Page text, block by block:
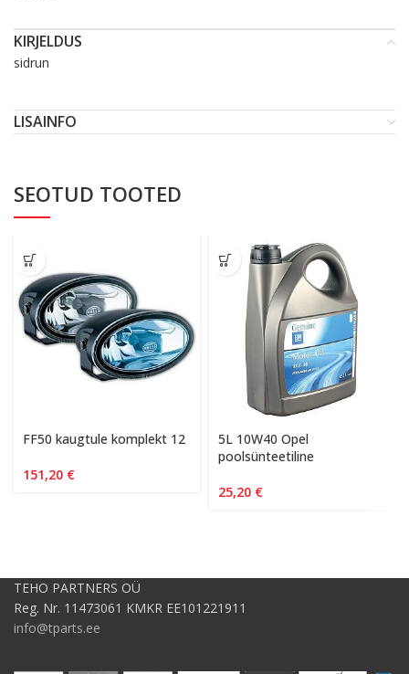
KIRJELDUS
sidrun
LISAINFO
SEOTUD TOOTED
FF50 kaugtule komplekt 12
151,20 €
5L 10W40 Opel
poolsünteetiline
25,20 €
TEHO PARTNERS OÜ
Reg. Nr. 11473061 KMKR EE101221911
info@tparts.ee